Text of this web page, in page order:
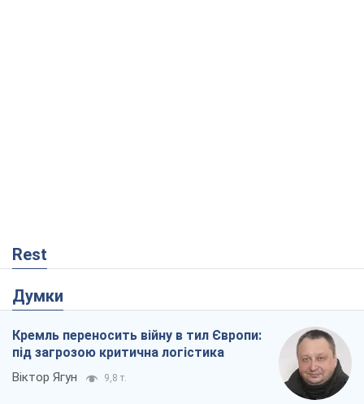
Rest
Думки
Кремль переносить війну в тил Європи:
під загрозою критична логістика
Віктор Ягун 9,8 т.